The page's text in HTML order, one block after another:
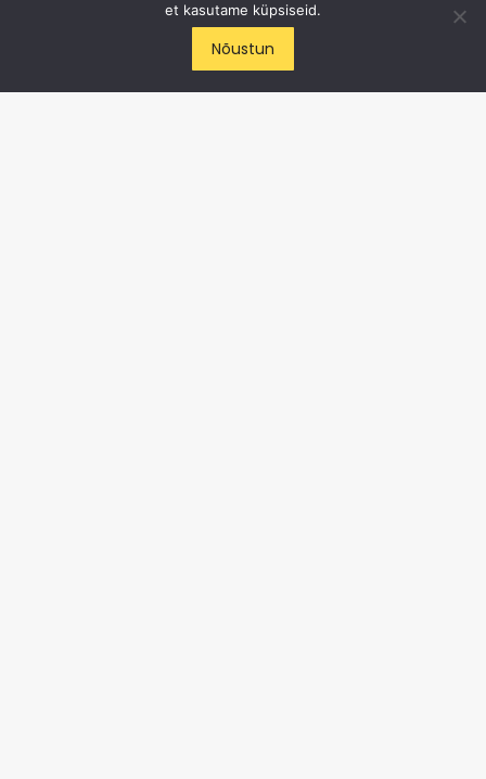
et kasutame küpsiseid.
Nõustun